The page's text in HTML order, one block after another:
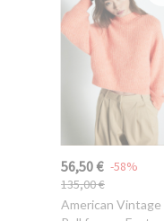
56,50 €
135,00 €
-58%
American Vintage